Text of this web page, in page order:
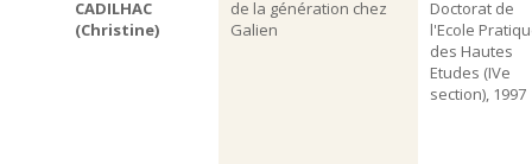
CADILHAC
(Christine)
de la génération chez
Galien
Doctorat de
l'Ecole
des Hautes
Etudes (IVe
section), 1997